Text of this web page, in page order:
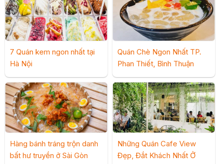
7 Quán kem ngon nhất tại
Hà Nội
Quán Chè Ngon Nhất TP.
Phan Thiết, Bình Thuận
Hàng bánh tráng trộn danh
bất hư truyền ở Sài Gòn
Những Quán Cafe View
Đẹp, Đắt Khách Nhất Ở